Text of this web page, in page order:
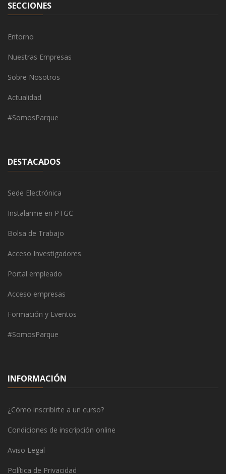
SECCIONES
Entorno
Nuestras Empresas
Sobre Nosotros
Actualidad
#SomosParque
DESTACADOS
Sede Electrónica
Instalarme en PTGC
Bolsa de Trabajo
Acceso Investigadores
Portal empleado
Acceso empresas
Formación y Eventos
#SomosParque
INFORMACIÓN
¿Cómo inscribirte a un curso?
Condiciones de inscripción online
Aviso Legal
Política de Privacidad